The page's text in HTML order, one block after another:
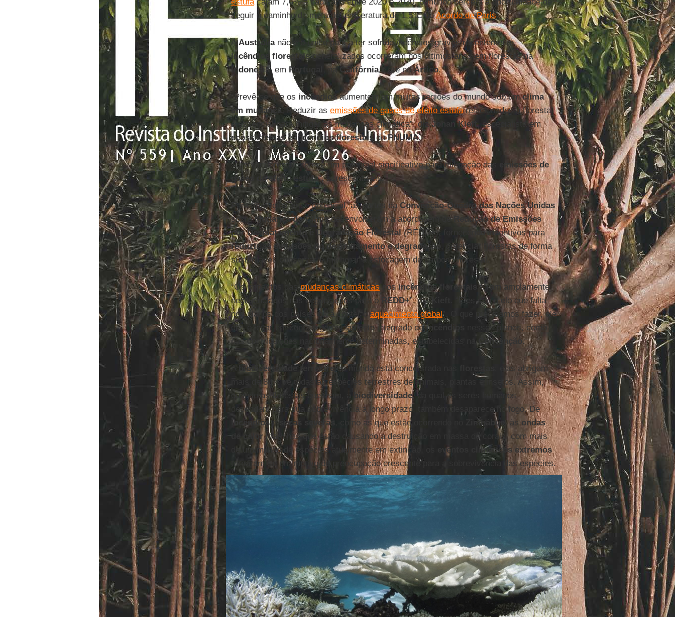
seguir o caminho da meta de temperatura de 1,5°C doAcordo de Paris.
AAustrálianão é o único país a ter sofrido incêndios graves recentemente.
Incêndios florestaisgeneralizados ocorreram nos últimos anos em florestas na
Indonésia, em Portugal , na Califórniae até noÁrtico.
“Prevê-se que os incêndiosaumentem em muitas regiões do mundo sob umclima
em mudança . Reduzir as emissões de gases de efeito estufarelacionados à floresta
é essencial para mitigar as mudanças climática”, dizJohan Kieft, especialista em
ecossistemaseincêndios florestaisdoPNUMA.
“O setor florestal oferece um potencial significativo para mitigação das
emissões de
gases de efeito estufa”, acrescenta ele.
Para aproveitar esse potencial, as partes daConvenção-Quadro das Nações Unidas
sobreMudança do Climadesenvolveram a abordagem de Redução de Emissões
por Desmatamento e Degradação Florestal(REDD+), fornecendo incentivos para
reduzir as emissões do desmatamento e degradação , gerenciar florestas de forma
sustentável, conservar e melhorar a estocagem de carbono florestal.
“Os impactos dasmudanças climáticasnosincêndios florestaisforam amplamente
negligenciados nas negociações para o REDD+”, dizKieft
. “Eles são o elo que falta
nos planos dos países para conter oaquecimento global”. O que precisamos fazer, ele
diz, é levar em conta o gerenciamento integrado deincêndios
nesses planos, como
nas contribuições nacionalmente determinadas, estabelecidas naConvenção.
A biodiversidade terrestredo mundo está concentrada nas
: elas abrigam
mais de 80% de todas as espécies terrestres de animais, plantas e insetos. Assim,
quando as florestas queimam, a
biodiversidade, da qual os seres humanos
dependem para sua sobrevivência a longo prazo, também desaparece no fogo. De
incêndiose secas severas , como as que estão ocorrendo no Zimbábue , àsondas
de calormarinhas que estão causando a destruição em massa de corais, com mais
de um milhão de espécies atualmente em extinção, os
eventos climáticos extremos
tornaram-se um motivo de preocupação crescente para a sobrevivência das espécies.